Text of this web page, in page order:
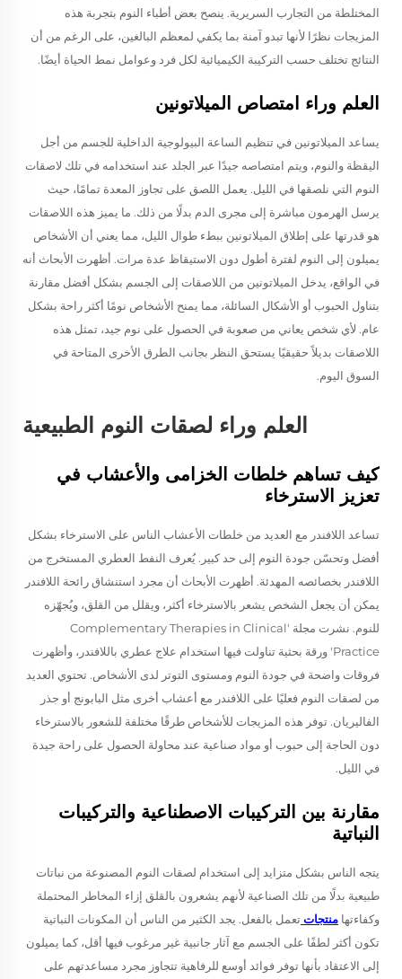
المختلطة من التجارب السريرية. ينصح بعض أطباء النوم بتجربة هذه
المزيجات نظرًا لأنها تبدو آمنة بما يكفي لمعظم البالغين، على الرغم من أن
النتائج تختلف حسب التركيبة الكيميائية لكل فرد وعوامل نمط الحياة أيضًا.
العلم وراء امتصاص الميلاتونين
يساعد الميلاتونين في تنظيم الساعة البيولوجية الداخلية للجسم من أجل
اليقظة والنوم، ويتم امتصاصه جيدًا عبر الجلد عند استخدامه في تلك لاصقات
النوم التي نلصقها في الليل. يعمل اللصق على تجاوز المعدة تمامًا، حيث
يرسل الهرمون مباشرة إلى مجرى الدم بدلًا من ذلك. ما يميز هذه اللاصقات
هو قدرتها على إطلاق الميلاتونين ببطء طوال الليل، مما يعني أن الأشخاص
يميلون إلى النوم لفترة أطول دون الاستيقاظ عدة مرات. أظهرت الأبحاث أنه
في الواقع، يدخل الميلاتونين من اللاصقات إلى الجسم بشكل أفضل مقارنة
بتناول الحبوب أو الأشكال السائلة، مما يمنح الأشخاص نومًا أكثر راحة بشكل
عام. لأي شخص يعاني من صعوبة في الحصول على نوم جيد، تمثل هذه
اللاصقات بديلاً حقيقيًا يستحق النظر بجانب الطرق الأخرى المتاحة في
السوق اليوم.
العلم وراء لصقات النوم الطبيعية
كيف تساهم خلطات الخزامى والأعشاب في
تعزيز الاسترخاء
تساعد اللافندر مع العديد من خلطات الأعشاب الناس على الاسترخاء بشكل
أفضل وتحسّن جودة النوم إلى حد كبير. يُعرف النفط العطري المستخرج من
اللافندر بخصائصه المهدئة. أظهرت الأبحاث أن مجرد استنشاق رائحة اللافندر
يمكن أن يجعل الشخص يشعر بالاسترخاء أكثر، ويقلل من القلق، ويُجهّزه
للنوم. نشرت مجلة 'Complementary Therapies in Clinical
Practice' ورقة بحثية تناولت فيها استخدام علاج عطري باللافندر، وأظهرت
فروقات واضحة في جودة النوم ومستوى التوتر لدى الأشخاص. تحتوي العديد
من لصقات النوم فعليًا على اللافندر مع أعشاب أخرى مثل البابونج أو جذر
الفاليريان. توفر هذه المزيجات للأشخاص طرقًا مختلفة للشعور بالاسترخاء
دون الحاجة إلى حبوب أو مواد صناعية عند محاولة الحصول على راحة جيدة
في الليل.
مقارنة بين التركيبات الاصطناعية والتركيبات
النباتية
يتجه الناس بشكل متزايد إلى استخدام لصقات النوم المصنوعة من نباتات
طبيعية بدلًا من تلك الصناعية لأنهم يشعرون بالقلق إزاء المخاطر المحتملة
وكفاءتها منتجاتتعمل بالفعل. يجد الكثير من الناس أن المكونات النباتية
تكون أكثر لطفًا على الجسم مع آثار جانبية غير مرغوب فيها أقل، كما يميلون
إلى الاعتقاد بأنها توفر فوائد أوسع للرفاهية تتجاوز مجرد مساعدتهم على